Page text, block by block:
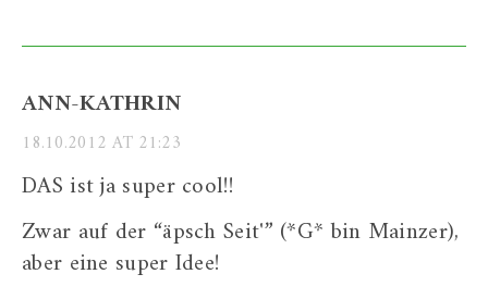
ANN-KATHRIN
18.10.2012 AT 21:23
DAS ist ja super cool!!
Zwar auf der “äpsch Seit'” (*G* bin Mainzer),
aber eine super Idee!